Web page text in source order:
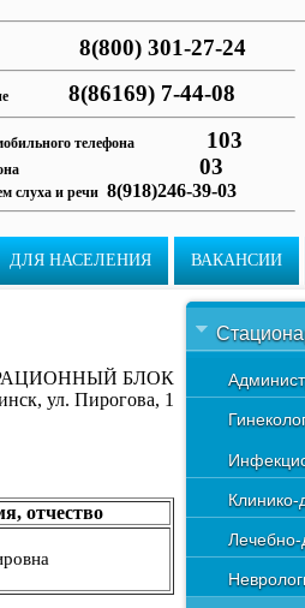
301-27-24
8(86169) 7-44-08
телефона 103
03
слуха и речи 8(918)246-39-03
ДЛЯ НАСЕЛЕНИЯ ВАКАНСИИ
Клинико-
Лечебно-
БЛОК
ул. Пирогова, 1
отчество